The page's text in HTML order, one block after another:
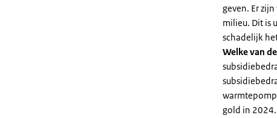
geven. Er
milieu. Dit is
schadelijk
Welke van
gold in